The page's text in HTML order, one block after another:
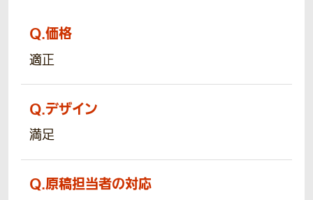
Q.価格
適正
Q.デザイン
満足
Q.原稿担当者の対応